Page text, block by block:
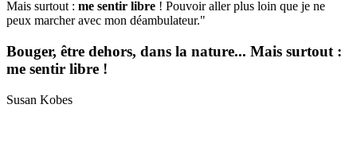
Mais surtout : me sentir libre ! Pouvoir aller plus loin que je ne
peux marcher avec mon déambulateur."
Bouger, être dehors, dans la nature... Mais surtout :
me sentir libre !
Susan Kobes